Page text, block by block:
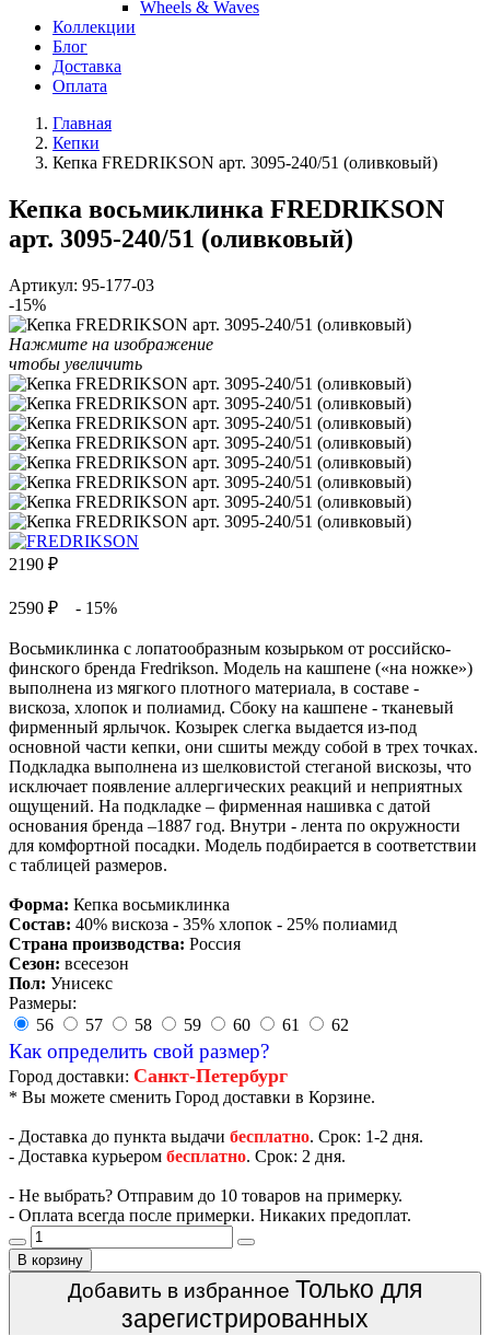
Wheels & Waves
Коллекции
Блог
Доставка
Оплата
Главная
Кепки
Кепка FREDRIKSON арт. 3095-240/51 (оливковый)
Кепка восьмиклинка FREDRIKSON
арт. 3095-240/51 (оливковый)
Артикул: 95-177-03
-15%
Нажмите на изображение
чтобы увеличить
2190 ₽
2590 ₽ - 15%
Восьмиклинка с лопатообразным козырьком от российско-
финского бренда Fredrikson. Модель на кашпене («на ножке»)
выполнена из мягкого плотного материала, в составе -
вискоза, хлопок и полиамид. Сбоку на кашпене - тканевый
фирменный ярлычок. Козырек слегка выдается из-под
основной части кепки, они сшиты между собой в трех точках.
Подкладка выполнена из шелковистой стеганой вискозы, что
исключает появление аллергических реакций и неприятных
ощущений. На подкладке – фирменная нашивка с датой
основания бренда –1887 год. Внутри - лента по окружности
для комфортной посадки. Модель подбирается в соответствии
с таблицей размеров.
Форма: Кепка восьмиклинка
Состав: 40% вискоза - 35% хлопок - 25% полиамид
Страна производства: Россия
Сезон: всесезон
Пол: Унисекс
Размеры:
56
57 58 59 60 61 62
Как определить свой размер?
Город доставки: Санкт-Петербург
* Вы можете сменить Город доставки в Корзине.
- Доставка до пункта выдачи бесплатно. Срок: 1-2 дня.
- Доставка курьером бесплатно. Срок: 2 дня.
- Не выбрать? Отправим до 10 товаров на примерку.
- Оплата всегда после примерки. Никаких предоплат.
В корзину
Добавить в избранное Только для
зарегистрированных